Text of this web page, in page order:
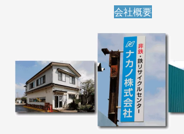
会社概要